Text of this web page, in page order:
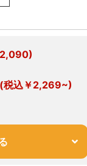
(税込￥2,269~)